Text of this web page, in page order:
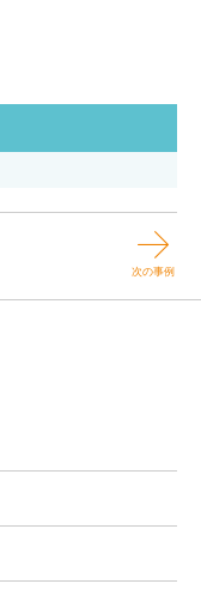
次の事例